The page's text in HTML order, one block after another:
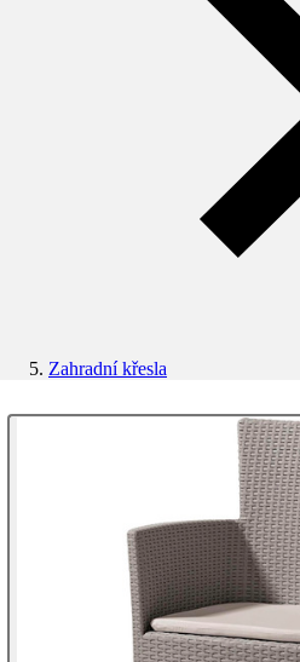
Zahradní křesla